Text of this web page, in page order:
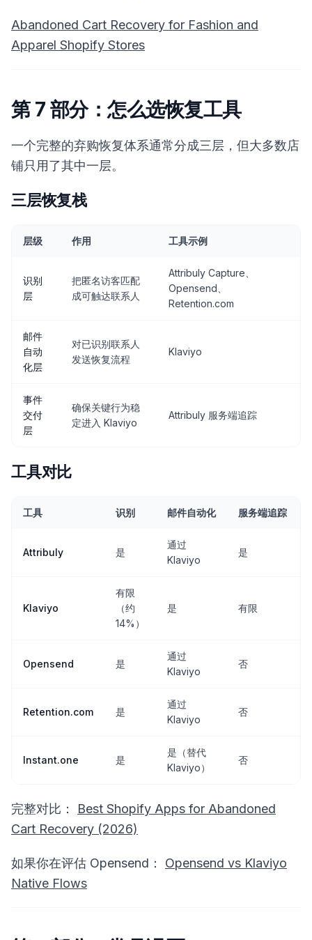
Abandoned Cart Recovery for Fashion and
Apparel Shopify Stores
第 7 部分：怎么选恢复工具
一个完整的弃购恢复体系通常分成三层，但大多数店
铺只用了其中一层。
三层恢复栈
层级 作用 工具示例
识别
层
把匿名访客匹配
成可触达联系人
Attribuly Capture、
Opensend、
Retention.com
邮件
自动
化层
对已识别联系人
发送恢复流程
Klaviyo
事件
交付
层
确保关键行为稳
定进入 Klaviyo
Attribuly 服务端追踪
工具对比
工具 识别 邮件自动化 服务端追踪
Attribuly 是
通过
Klaviyo
是
Klaviyo
有限
（约
14%）
是 有限
Opensend 是
通过
Klaviyo
否
Retention.com 是
通过
Klaviyo
否
Instant.one 是
是（替代
Klaviyo）
否
完整对比： Best Shopify Apps for Abandoned
Cart Recovery (2026)
如果你在评估 Opensend： Opensend vs Klaviyo
Native Flows